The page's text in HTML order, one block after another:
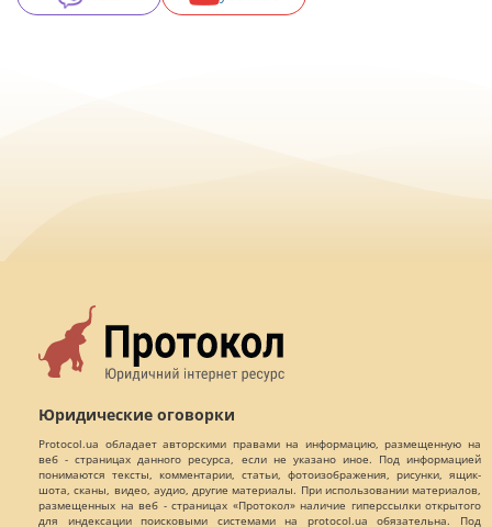
Юридические оговорки
Protocol.ua обладает авторскими правами на информацию, размещенную на
веб - страницах данного ресурса, если не указано иное. Под информацией
понимаются тексты, комментарии, статьи, фотоизображения, рисунки, ящик-
шота, сканы, видео, аудио, другие материалы. При использовании материалов,
размещенных на веб - страницах «Протокол» наличие гиперссылки открытого
для индексации поисковыми системами на protocol.ua обязательна. Под